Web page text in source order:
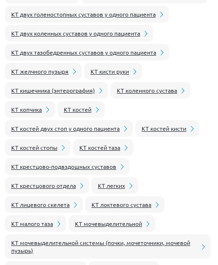
КТ двух голеностопных суставов у одного пациента
КТ двух коленных суставов у одного пациента
КТ двух тазобедренных суставов у одного пациента
КТ желчного пузыря КТ кисти руки
КТ кишечника (энтерография) КТ коленного сустава
КТ копчика КТ костей
КТ костей двух стоп у одного пациента КТ костей кисти
КТ костей стопы КТ костей таза
КТ крестцово-подвздошных суставов
КТ крестцового отдела КТ легких
КТ лицевого скелета КТ локтевого сустава
КТ малого таза КТ мочевыделительной
КТ мочевыделительной системы (почки, мочеточники, мочевой
пузырь)